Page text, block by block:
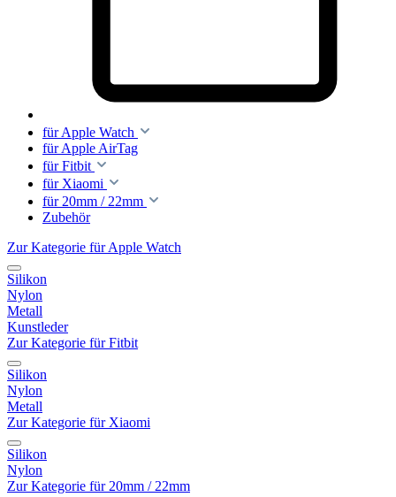
für Apple Watch
für Apple AirTag
für Fitbit
für Xiaomi
für 20mm / 22mm
Zubehör
Zur Kategorie für Apple Watch
Silikon
Nylon
Metall
Kunstleder
Zur Kategorie für Fitbit
Silikon
Nylon
Metall
Zur Kategorie für Xiaomi
Silikon
Nylon
Zur Kategorie für 20mm / 22mm